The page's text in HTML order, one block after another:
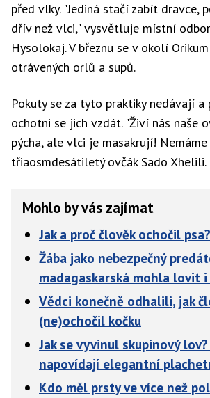
před vlky. "Jediná stačí zabít dravce,
dřív než vlci," vysvětluje místní
Hysolokaj. V březnu se v okolí
otrávených orlů a supů.
Pokuty se za tyto praktiky nedávají a
ochotni se jich vzdát. "Živí nás naše
pýcha, ale vlci je masakrují!
třiaosmdesátiletý ovčák Sado Xhelili.
Mohlo by vás zajímat
Jak a proč člověk ochočil psa?
Žába jako nebezpečný
madagaskarská mohla lovit
Vědci konečně odhalili, jak
(ne)ochočil kočku
Jak se vyvinul skupinový
napovídají elegantní
Kdo měl prsty ve více než